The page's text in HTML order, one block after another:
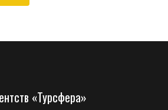
«Турсфера»